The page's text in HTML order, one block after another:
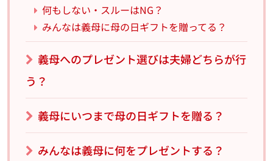
何もしない・スルーはNG？
みんなは義母に母の日ギフトを贈ってる？
義母へのプレゼント選びは夫婦どちらが行
う？
義母にいつまで母の日ギフトを贈る？
みんなは義母に何をプレゼントする？